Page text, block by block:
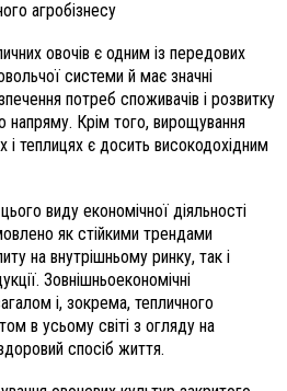
агробізнесу
овочів є одним із передових
системи й має значні
потреб споживачів і розвитку
напряму. Крім того, вирощування
і теплицях є досить високодохідним
виду економічної діяльності
як стійкими трендами
на внутрішньому ринку, так і
Зовнішньоекономічні
і, зокрема, тепличного
в усьому світі з огляду на
спосіб життя.